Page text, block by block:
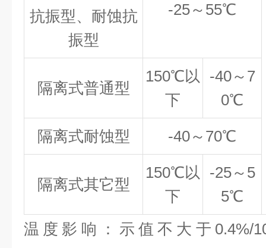
-25～55℃
抗振型、耐蚀抗
振型
隔离式普通型
150℃以
下
-40～7
0℃
隔离式耐蚀型 -40～70℃
隔离式其它型
150℃以
下
-25～5
5℃
温度影响：示值不大于